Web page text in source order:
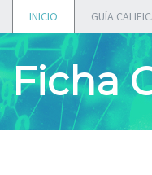
INICIO GUÍA
Ficha